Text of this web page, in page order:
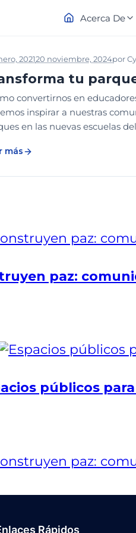
Acerca De
202120 noviembre, 2024por
tu
convertirnos en
inspirar a nuestras
en las nuevas escuelas
más
paz:
públicos
Rápidos